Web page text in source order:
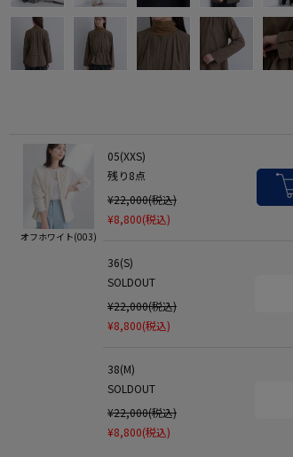
オフホワイト(003)
05(XXS)
残り8点
¥22,000(税込)
¥8,800(税込)
36(S)
SOLDOUT
¥22,000(税込)
¥8,800(税込)
38(M)
SOLDOUT
¥22,000(税込)
¥8,800(税込)